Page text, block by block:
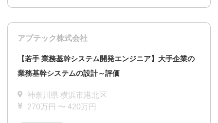
アプテック株式会社
【若手 業務基幹システム開発エンジニア】大手企業の
業務基幹システムの設計～評価
神奈川県 横浜市港北区
270万円 〜 420万円